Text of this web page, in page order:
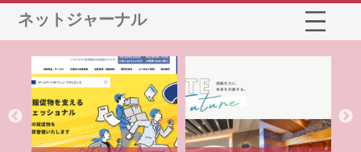
ネットジャーナル